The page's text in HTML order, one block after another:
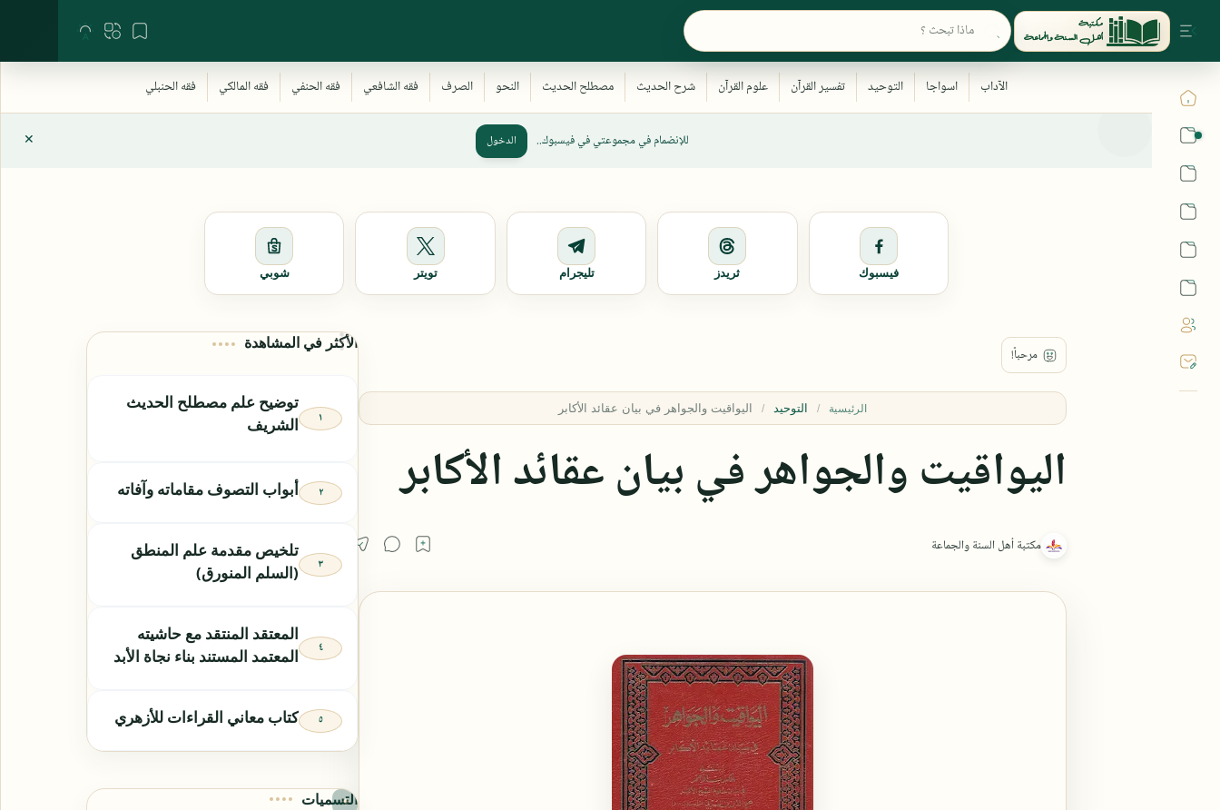
للإنضمام في مجموعتي في فيسبوك.. الدخول
فيسبوك ثريدز تليجرام تويتر شوبي
الرئيسية التوحيد
اليواقيت والجواهر في بيان عقائد الأكابر
الأكثر في المشاهدة
توضيح علم مصطلح الحديث
الشريف
أبواب التصوف مقاماته وآفاته
تلخيص مقدمة علم المنطق
(السلم المنورق)
المعتقد المنتقد مع حاشيته
المعتمد المستند بناء نجاة الأبد
كتاب معاني القراءات للأزهري
التسميات